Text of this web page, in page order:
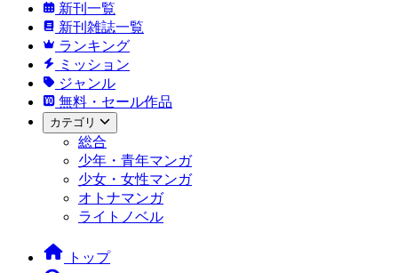
新刊一覧
新刊雑誌一覧
ランキング
ミッション
ジャンル
無料・セール作品
カテゴリ
総合
少年・青年マンガ
少女・女性マンガ
オトナマンガ
ライトノベル
トップ